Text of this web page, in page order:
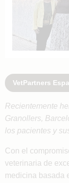
VetPartners
Recientemente
Granollers,
los pacientes y
Con el
veterinaria de
medicina basada